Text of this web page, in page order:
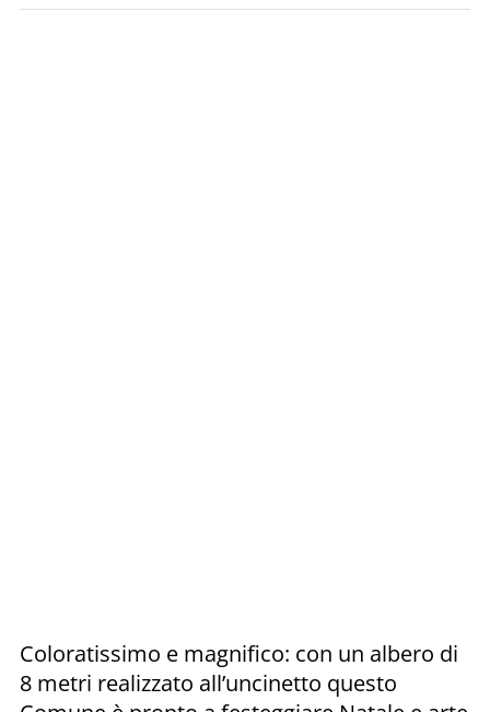
Coloratissimo e magnifico: con un albero di
8 metri realizzato all’uncinetto questo